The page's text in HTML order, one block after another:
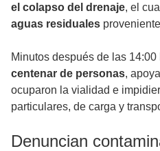
el colapso del drenaje, el
aguas residuales
Minutos después de las 14:00
centenar de personas,
ocuparon la vialidad e
particulares, de carga y
Denuncian